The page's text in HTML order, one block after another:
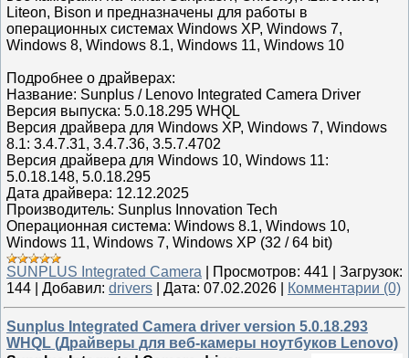
Liteon, Bison и предназначены для работы в
операционных системах Windows XP, Windows 7,
Windows 8, Windows 8.1, Windows 11, Windows 10
Подробнее о драйверах:
Название: Sunplus / Lenovo Integrated Camera Driver
Версия выпуска: 5.0.18.295 WHQL
Версия драйвера для Windows XP, Windows 7, Windows
8.1: 3.4.7.31, 3.4.7.36, 3.5.7.4702
Версия драйвера для Windows 10, Windows 11:
5.0.18.148, 5.0.18.295
Дата драйвера: 12.12.2025
Производитель: Sunplus Innovation Tech
Операционная система: Windows 8.1, Windows 10,
Windows 11, Windows 7, Windows XP (32 / 64 bit)
SUNPLUS Integrated Camera
Просмотров: 441
Загрузок:
144
Добавил: drivers Дата: 07.02.2026 Комментарии (0)
Sunplus Integrated Camera driver version 5.0.18.293
WHQL (Драйверы для веб-камеры ноутбуков Lenovo)